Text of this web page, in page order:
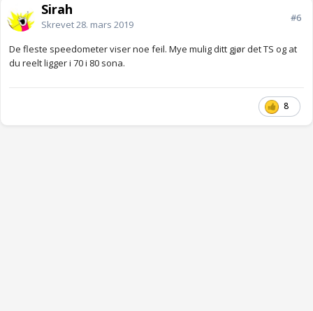
Sirah
Skrevet28. mars 2019
#6
De fleste speedometer viser noe feil. Mye mulig ditt gjør det TS og at
du reelt ligger i 70 i 80 sona.
8